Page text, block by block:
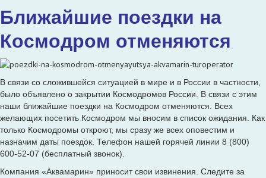
Ближайшие поездки на
Космодром отменяются
В связи со сложившейся ситуацией в мире и в России в частности,
было объявлено о закрытии Космодромов России. В связи с этим
наши ближайшие поездки на Космодром отменяются. Всех
желающих посетить Космодром мы вносим в список ожидания. Как
только Космодромы откроют, мы сразу же всех оповестим и
назначим даты поездок. Телефон нашей горячей линии 8 (800)
600-52-07 (бесплатный звонок).
Компания «Аквамарин» приносит свои извинения. Следите за